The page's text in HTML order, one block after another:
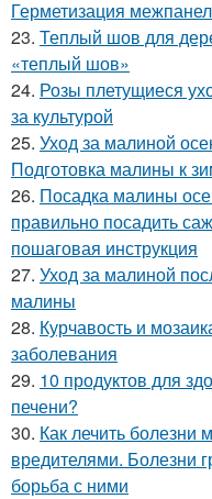
Герметизация
23. Теплый шов для
«теплый шов»
24. Розы плетущиеся
за культурой
25. Уход за малиной
Подготовка малины к
26. Посадка малины
правильно посадить
пошаговая инструкция
27. Уход за малиной
малины
28. Курчавость и
заболевания
29. 10 продуктов для
печени?
30. Как лечить болезни
вредителями. Болезни
борьба с ними